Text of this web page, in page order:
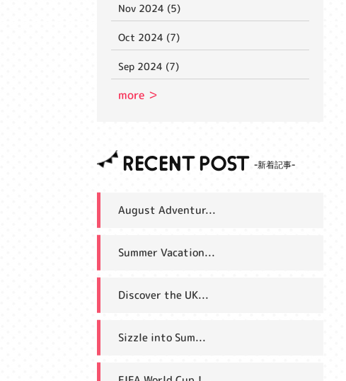
Nov 2024 (5)
Oct 2024 (7)
Sep 2024 (7)
more ＞
RECENT POST
August Adventur...
Summer Vacation...
Discover the UK...
Sizzle into Sum...